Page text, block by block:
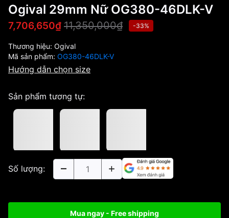
Ogival 29mm Nữ OG380-46DLK-V
7,706,650₫ 11,350,000₫ -33%
Thương hiệu: Ogival
Mã sản phẩm: OG380-46DLK-V
Hướng dẫn chọn size
Sản phẩm tương tự:
Số lượng:
Mua ngay - Free shipping